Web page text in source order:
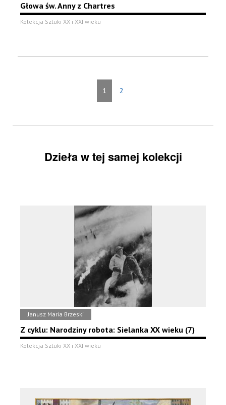
Głowa św. Anny z Chartres
Kolekcja Sztuki XX i XXI wieku
1 2
Dzieła w tej samej kolekcji
Janusz Maria Brzeski
Z cyklu: Narodziny robota: Sielanka XX wieku (7)
Kolekcja Sztuki XX i XXI wieku